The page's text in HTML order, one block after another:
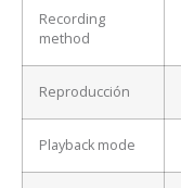
Recording
method
Reproducción
Playback mode